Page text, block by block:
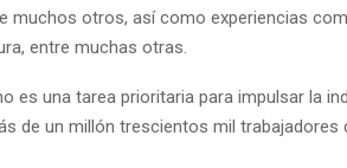
muchos otros, así como experiencias
entre muchas otras.
es una tarea prioritaria para impulsar la
de un millón trescientos mil trabajadores